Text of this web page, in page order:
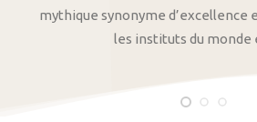
mythique synonyme d’excellence
les instituts du monde